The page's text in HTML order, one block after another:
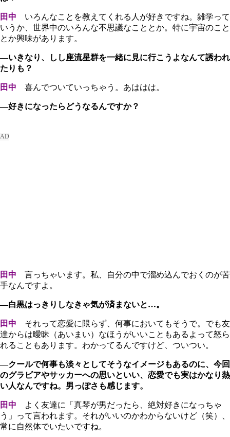
田中
いろんなことを教えてくれる人が好きですね。雑学って
いうか、世界中のいろんな不思議なこととか。特に宇宙のこと
とか興味があります。
―いきなり、しし座流星群を一緒に見に行こうよなんて誘われ
たりも？
田中 喜んでついていっちゃう。あははは。
―好きになったらどうなるんですか？
田中
言っちゃいます。私、自分の中で溜め込んでおくのが苦
手なんですよ。
―白黒はっきりしなきゃ気が済まないと…。
田中
それって恋愛に限らず、何事においてもそうで。でも友
達からは曖昧（あいまい）なほうがいいこともあるよって怒ら
れることもあります。わかってるんですけど、ついつい。
―クールで何事も淡々としてそうなイメージもあるのに、今回
のグラビアやサッカーへの思いといい、恋愛でも実はかなり熱
い人なんですね。男っぽさも感じます。
田中 よく友達に「真琴が男だったら、絶対好きになっちゃ
う」って言われます。それがいいのかわからないけど（笑）、
常に自然体でいたいですね。